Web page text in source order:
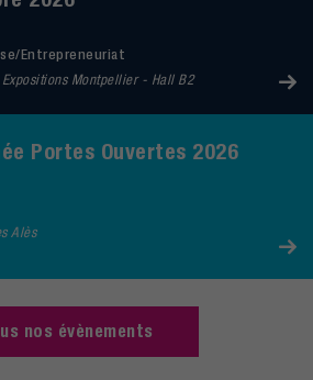
Entrepreneuriat
Expositions Montpellier - Hall B2
Portes Ouvertes 2026
Alès
nos évènements